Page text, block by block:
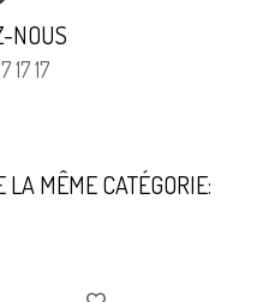
NOUS
17 17
LA MÊME CATÉGORIE: